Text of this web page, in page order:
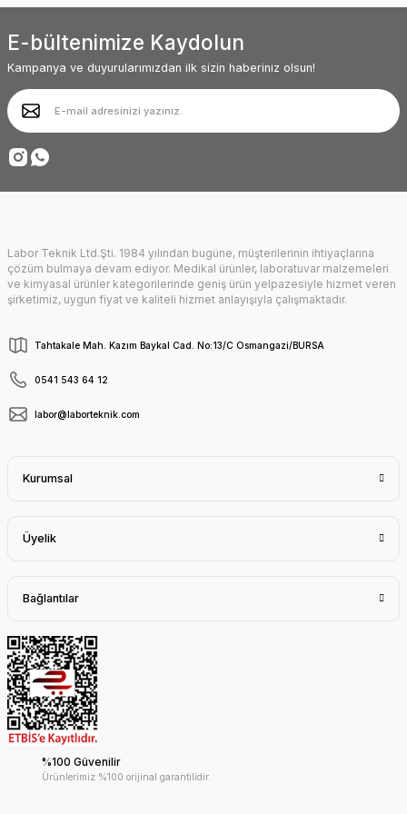
Bu ürüne benzer farklı alternatifler olmalı.
E-bültenimize Kaydolun
Kampanya ve duyurularımızdan ilk sizin haberiniz olsun!
Labor Teknik Ltd.Şti. 1984 yılından bugüne, müşterilerinin ihtiyaçlarına
çözüm bulmaya devam ediyor. Medikal ürünler, laboratuvar malzemeleri
ve kimyasal ürünler kategorilerinde geniş ürün yelpazesiyle hizmet veren
şirketimiz, uygun fiyat ve kaliteli hizmet anlayışıyla çalışmaktadır.
Tahtakale Mah. Kazım Baykal Cad. No:13/C Osmangazi/BURSA
0541 543 64 12
labor@laborteknik.com
Kurumsal
Üyelik
Bağlantılar
%100 Güvenilir
Ürünlerimiz %100 orijinal garantilidir.